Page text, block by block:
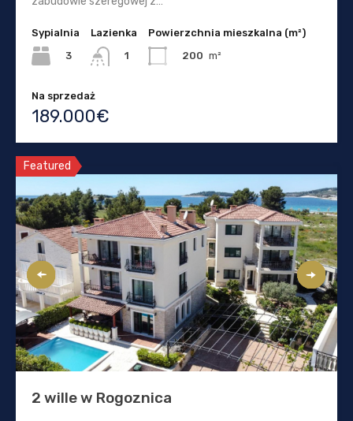
Sypialnia
3
Lazienka
1
Powierzchnia mieszkalna (m²)
200 m²
Na sprzedaż
189.000€
Featured
2 wille w Rogoznica